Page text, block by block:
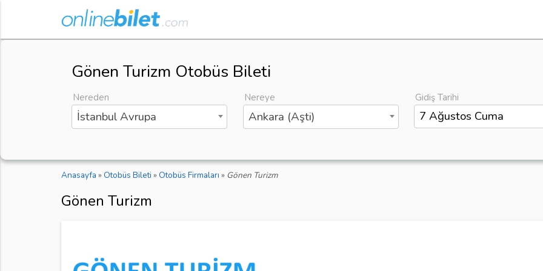
Gönen Turizm Otobüs Bileti
Nereden
İstanbul Avrupa
Nereye
Ankara (Aşti)
Gidiş Tarihi
Anasayfa » Otobüs Bileti » Otobüs Firmaları » Gönen Turizm
Gönen Turizm